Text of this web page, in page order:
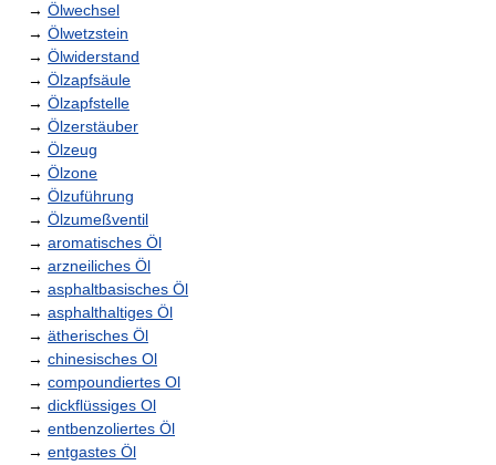
→ Ölwechsel
→ Ölwetzstein
→ Ölwiderstand
→ Ölzapfsäule
→ Ölzapfstelle
→ Ölzerstäuber
→ Ölzeug
→ Ölzone
→ Ölzuführung
→ Ölzumeßventil
→ aromatisches Öl
→ arzneiliches Öl
→ asphaltbasisches Öl
→ asphalthaltiges Öl
→ ätherisches Öl
→ chinesisches Ol
→ compoundiertes Ol
→ dickflüssiges Ol
→ entbenzoliertes Öl
→ entgastes Öl